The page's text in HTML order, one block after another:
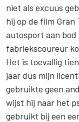
niet als excuus
hij op de film Gran
autosport aan bod
fabriekscoureur
Het is toevallig
jaar dus mijn
gebruikte geen
wijst hij naar het
gebruikt bij een